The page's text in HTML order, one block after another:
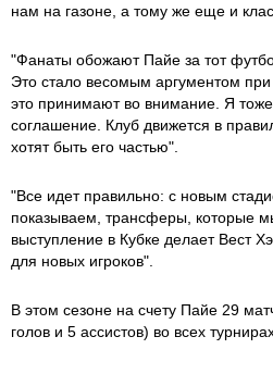
нам на газоне, а тому же еще и
"Фанаты обожают Пайе за тот
Это стало весомым аргументом
это принимают во внимание. Я
соглашение. Клуб движется в
хотят быть его частью".
"Все идет правильно: с новым
показываем, трансферы, которые
выступление в Кубке делает Вест
для новых игроков".
В этом сезоне на счету Пайе 29
голов и 5 ассистов) во всех